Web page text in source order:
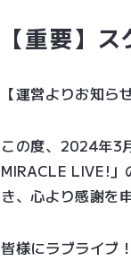
【重要】
【運営よりお知ら
この度、2024年3
MIRACLE LIVE!」
き、心より感謝を
皆様にラブライブ